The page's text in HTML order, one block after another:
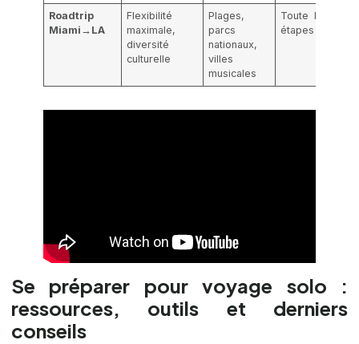
Roadtrip
Miami→LA
Flexibilité
maximale,
diversité
culturelle
Plages,
parcs
nationaux,
villes
musicales
Toute l’année
étapes
Se préparer pour voyage solo :
ressources, outils et derniers
conseils